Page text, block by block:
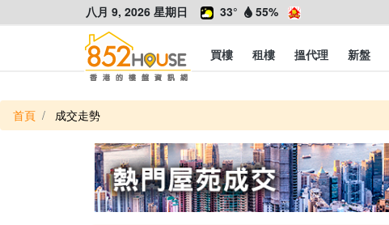
八月 9, 2026 星期日 33° 55%
買樓 租樓 搵代理 新盤
首頁 成交走勢